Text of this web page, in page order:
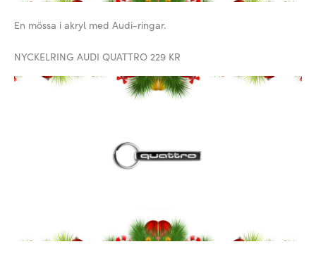
En mössa i akryl med Audi-ringar.
NYCKELRING AUDI QUATTRO 229 KR